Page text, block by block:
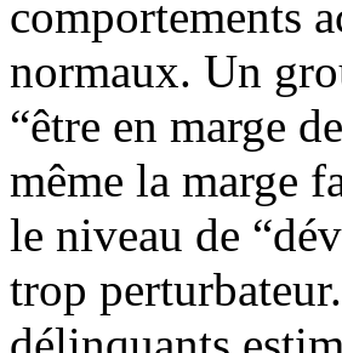
comportements
normaux. Un
“être en marge
même la marge
le niveau de
trop